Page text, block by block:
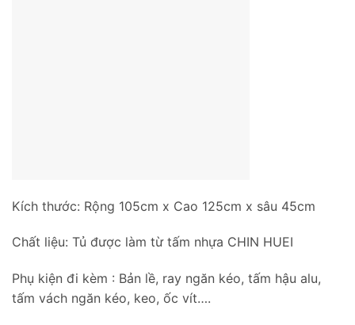
Kích thước: Rộng 105cm x Cao 125cm x sâu 45cm
Chất liệu: Tủ được làm từ tấm nhựa CHIN HUEI
Phụ kiện đi kèm : Bản lề, ray ngăn kéo, tấm hậu alu,
tấm vách ngăn kéo, keo, ốc vít….